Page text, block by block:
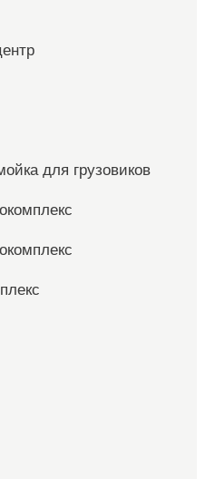
для грузовиков